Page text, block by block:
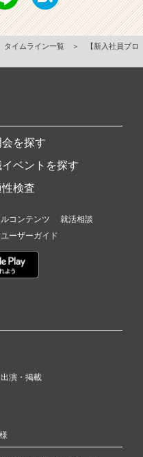
タイムライン一覧 ＞
【新入社員ブロ
を探す
イベントを探す
検査
コンテンツ
就活相談
ーザーガイド
演・掲載